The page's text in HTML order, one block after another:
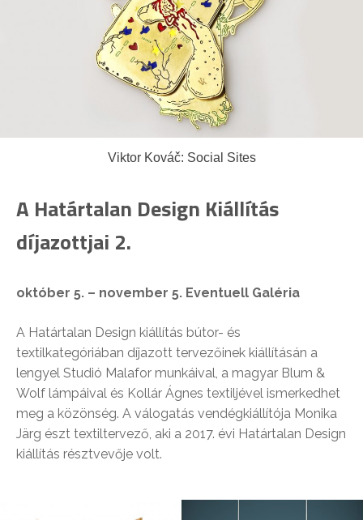
Viktor Kováč: Social Sites
A Határtalan Design Kiállítás
díjazottjai 2.
október 5. – november 5. Eventuell Galéria
A Határtalan Design kiállítás bútor- és
textilkategóriában díjazott tervezőinek kiállításán a
lengyel Studió Malafor munkáival, a magyar Blum &
Wolf lámpáival és Kollár Ágnes textiljével ismerkedhet
meg a közönség. A válogatás vendégkiállítója Monika
Järg észt textiltervező, aki a 2017. évi Határtalan Design
kiállítás résztvevője volt.